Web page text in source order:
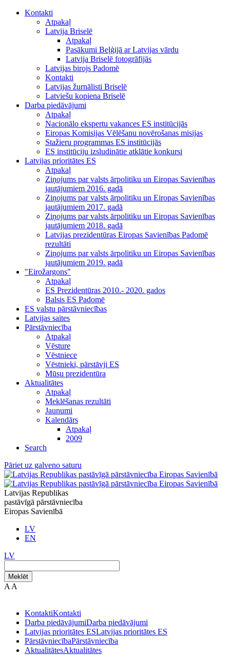
Kontakti
Atpakaļ
Latvija Briselē
Atpakaļ
Pasākumi Beļģijā ar Latvijas vārdu
Latvija Briselē fotogrāfijās
Latvijas birojs Padomē
Kontakti
Latvijas žurnālisti Briselē
Latviešu kopiena Briselē
Darba piedāvājumi
Atpakaļ
Nacionālo ekspertu vakances ES institūcijās
Eiropas Komisijas Vēlēšanu novērošanas misijas
Stažieru programmas ES institūcijās
ES institūciju izsludinātie atklātie konkursi
Latvijas prioritātes ES
Atpakaļ
Ziņojums par valsts ārpolitiku un Eiropas Savienības
jautājumiem 2016. gadā
Ziņojums par valsts ārpolitiku un Eiropas Savienības
jautājumiem 2017. gadā
Ziņojums par valsts ārpolitiku un Eiropas Savienības
jautājumiem 2018. gadā
Latvijas prezidentūras Eiropas Savienības Padomē
rezultāti
Ziņojums par valsts ārpolitiku un Eiropas Savienības
jautājumiem 2019. gadā
"Eirožargons"
Atpakaļ
ES Prezidentūras 2010.- 2020. gados
Balsis ES Padomē
ES valstu pārstāvniecības
Latvijas saites
Pārstāvniecība
Atpakaļ
Vēsture
Vēstniece
Vēstnieki, pārstāvji ES
Mūsu prezidentūra
Aktualitātes
Atpakaļ
Meklēšanas rezultāti
Jaunumi
Kalendārs
Atpakaļ
2009
Search
Pāriet uz galveno saturu
Latvijas Republikas
pastāvīgā pārstāvniecība
Eiropas Savienībā
LV
EN
LV
Meklēt
A A
KontaktiKontakti
Darba piedāvājumiDarba piedāvājumi
Latvijas prioritātes ESLatvijas prioritātes ES
PārstāvniecībaPārstāvniecība
AktualitātesAktualitātes